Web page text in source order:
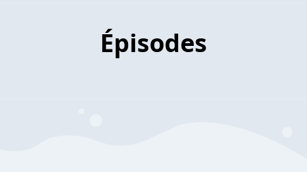
Épisodes